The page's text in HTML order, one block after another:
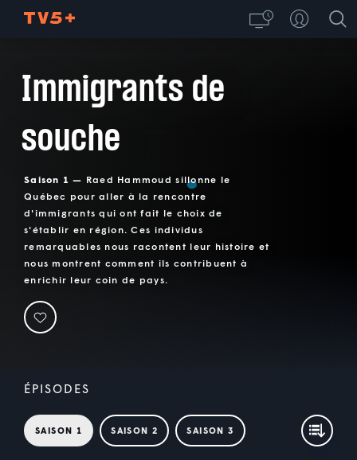
Immigrants de
souche
Saison 1 — Raed Hammoud sillonne le
Québec pour aller à la rencontre
d'immigrants qui ont fait le choix de
s'établir en région. Ces individus
remarquables nous racontent leur histoire et
nous montrent comment ils contribuent à
enrichir leur coin de pays.
ÉPISODES
SAISON 1 SAISON 2 SAISON 3